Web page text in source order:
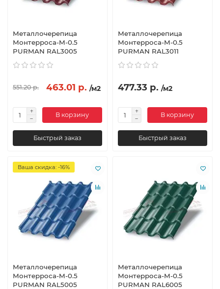
Металлочерепица
Монтерроса-M-0.5
PURMAN RAL3005
551.20 р. 463.01 р. /м2
В корзину
Быстрый заказ
Металлочерепица
Монтерроса-M-0.5
PURMAN RAL3011
477.33 р. /м2
В корзину
Быстрый заказ
Ваша скидка: -16%
Металлочерепица
Монтерроса-M-0.5
PURMAN RAL5005
Металлочерепица
Монтерроса-M-0.5
PURMAN RAL6005